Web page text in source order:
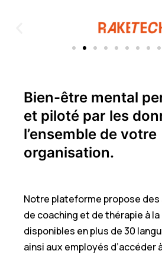
Bien-être mental
et piloté par les
l’ensemble de votre
organisation.
Notre plateforme propose
de coaching et de thérapie à
disponibles en plus de 30
ainsi aux employés d’accéder